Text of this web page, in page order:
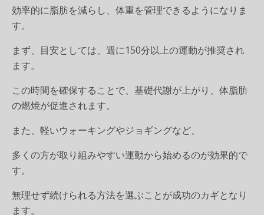
効率的に脂肪を減らし、体重を管理できるようになりま
す。
まず、目安としては、週に150分以上の運動が推奨され
ます。
この時間を確保することで、基礎代謝が上がり、体脂肪
の燃焼が促進されます。
また、軽いウォーキングやジョギングなど、
多くの方が取り組みやすい運動から始めるのが効果的で
す。
無理せず続けられる方法を選ぶことが成功のカギとなり
ます。